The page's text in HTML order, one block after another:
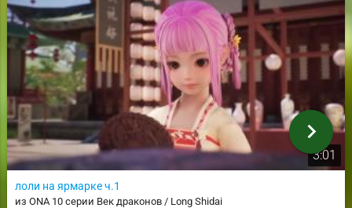
3:01
лоли на ярмарке ч.1
из ONA 10 серии Век драконов / Long Shidai
chevron_right